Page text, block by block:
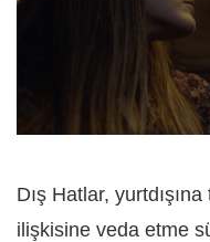
Dış Hatlar,
ilişkisine veda etme